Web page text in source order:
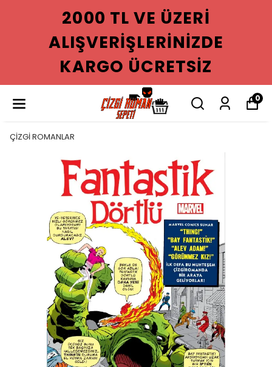
2000 TL VE ÜZERI
ALIŞVERIŞLERINIZDE
KARGO ÜCRETSIZ
0
ÇİZGİ ROMANLAR